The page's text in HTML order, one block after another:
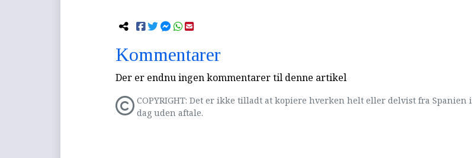
Kommentarer
Der er endnu ingen kommentarer til denne artikel
COPYRIGHT: Det er ikke tilladt at kopiere hverken helt eller delvist fra Spanien i
dag uden aftale.